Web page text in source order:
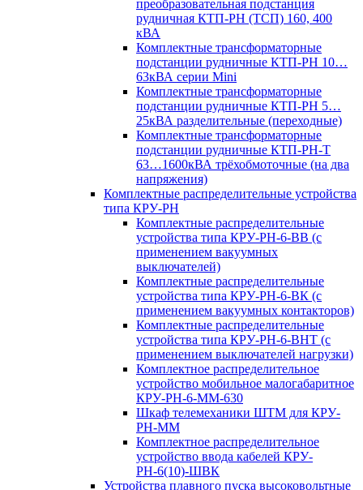
преобразовательная подстанция
рудничная КТП-РН (ТСП) 160, 400
кВА
Комплектные трансформаторные
подстанции рудничные КТП-РН 10…
63кВА серии Mini
Комплектные трансформаторные
подстанции рудничные КТП-РН 5…
25кВА разделительные (переходные)
Комплектные трансформаторные
подстанции рудничные КТП-РН-Т
63…1600кВА трёхобмоточные (на два
напряжения)
Комплектные распределительные устройства
типа КРУ-РН
Комплектные распределительные
устройства типа КРУ-РН-6-ВВ (с
применением вакуумных
выключателей)
Комплектные распределительные
устройства типа КРУ-РН-6-ВК (с
применением вакуумных контакторов)
Комплектные распределительные
устройства типа КРУ-РН-6-ВНТ (с
применением выключателей нагрузки)
Комплектное распределительное
устройство мобильное малогабаритное
КРУ-РН-6-ММ-630
Шкаф телемеханики ШТМ для КРУ-
РН-ММ
Комплектное распределительное
устройство ввода кабелей КРУ-
РН-6(10)-ШВК
Устройства плавного пуска высоковольтные